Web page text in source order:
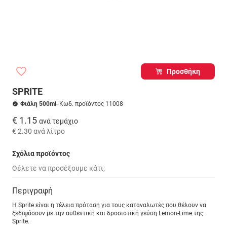
Προσθήκη
SPRITE
Φιάλη 500ml - Κωδ. προϊόντος 11008
€ 1.15 ανά τεμάχιο
€ 2.30 ανά λίτρο
Σχόλια προϊόντος
Περιγραφή
Η Sprite είναι η τέλεια πρόταση για τους καταναλωτές που θέλουν να
ξεδιψάσουν με την αυθεντική και δροσιστική γεύση Lemon-Lime της
Sprite.